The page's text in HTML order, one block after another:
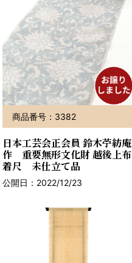
商品番号：3382
日本工芸会正会員 鈴木苧紡庵
作 重要無形文化財 越後上布
着尺 未仕立て品
公開日：2022/12/23